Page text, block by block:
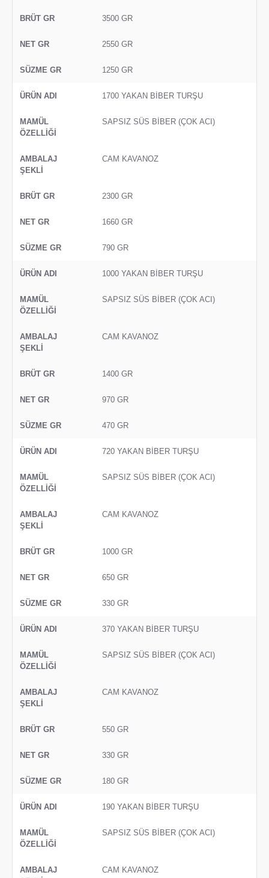
3500 GR
2550 GR
1250 GR
1700 YAKAN BİBER TURŞU
SAPSIZ SÜS BİBER (ÇOK ACI)
CAM KAVANOZ
2300 GR
1660 GR
790 GR
1000 YAKAN BİBER TURŞU
SAPSIZ SÜS BİBER (ÇOK ACI)
CAM KAVANOZ
1400 GR
970 GR
470 GR
720 YAKAN BİBER TURŞU
SAPSIZ SÜS BİBER (ÇOK ACI)
CAM KAVANOZ
1000 GR
650 GR
330 GR
370 YAKAN BİBER TURŞU
SAPSIZ SÜS BİBER (ÇOK ACI)
CAM KAVANOZ
550 GR
330 GR
180 GR
190 YAKAN BİBER TURŞU
SAPSIZ SÜS BİBER (ÇOK ACI)
CAM KAVANOZ